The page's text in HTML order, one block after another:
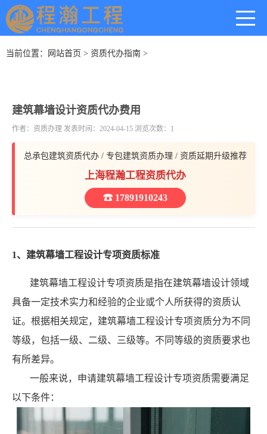
当前位置： 网站首页 > 资质代办指南 >
建筑幕墙设计资质代办费用
作者：资质办理 发表时间：2024-04-15 浏览次数：1
总承包建筑资质代办 / 专包建筑资质办理 / 资质延期升级推荐
上海程瀚工程资质代办
☎ 17891910243
1、建筑幕墙工程设计专项资质标准
建筑幕墙工程设计专项资质是指在建筑幕墙设计领域
具备一定技术实力和经验的企业或个人所获得的资质认
证。根据相关规定，建筑幕墙工程设计专项资质分为不同
等级，包括一级、二级、三级等。不同等级的资质要求也
有所差异。
一般来说，申请建筑幕墙工程设计专项资质需要满足
以下条件：